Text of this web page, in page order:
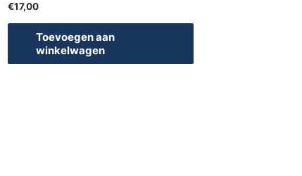
€17,00
Toevoegen aan
winkelwagen